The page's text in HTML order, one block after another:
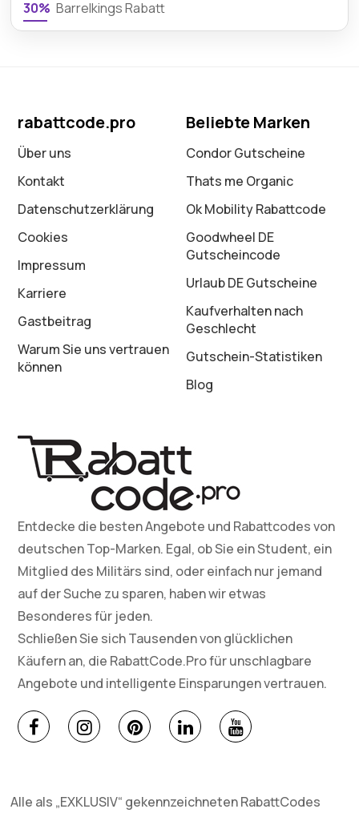
30% Barrelkings Rabatt
rabattcode.pro
Über uns
Kontakt
Datenschutz­erklärung
Cookies
Impressum
Karriere
Gastbeitrag
Warum Sie uns vertrauen
können
Beliebte Marken
Condor Gutscheine
Thats me Organic
Ok Mobility Rabattcode
Goodwheel DE
Gutscheincode
Urlaub DE Gutscheine
Kaufverhalten nach
Geschlecht
Gutschein-Statistiken
Blog
Entdecke die besten Angebote und Rabattcodes von
deutschen Top-Marken. Egal, ob Sie ein Student, ein
Mitglied des Militärs sind, oder einfach nur jemand
auf der Suche zu sparen, haben wir etwas
Besonderes für jeden.
Schließen Sie sich Tausenden von glücklichen
Käufern an, die RabattCode.Pro für unschlagbare
Angebote und intelligente Einsparungen vertrauen.
Alle als „EXKLUSIV“ gekennzeichneten RabattCodes